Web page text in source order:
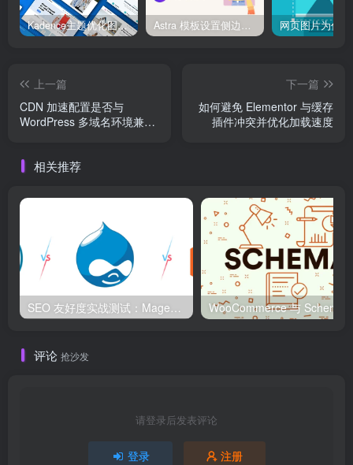
Kadence主题优化图像加载速度完全指南：让你的站点快到超乎想象！ Astra 模板设置侧边栏与全宽页面切换
上一篇
CDN 加速配置是否与
WordPress 多域名环境兼
下一篇
如何避免 Elementor 与缓存
插件冲突并优化加载速度
相关推荐
SEO 友好度实战测试：Magento、WordPress、Drupal 在核心 SEO 要素上的表现对比
评论 抢沙发
请登录后发表评论
登录 注册